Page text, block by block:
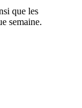
que les
semaine.